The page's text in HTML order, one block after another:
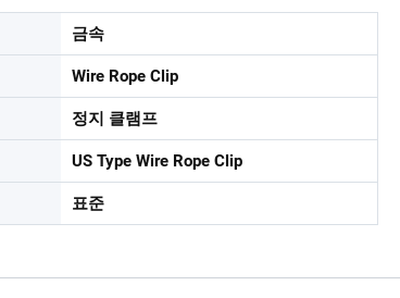
금속
Wire Rope Clip
정지 클램프
US Type Wire Rope Clip
표준